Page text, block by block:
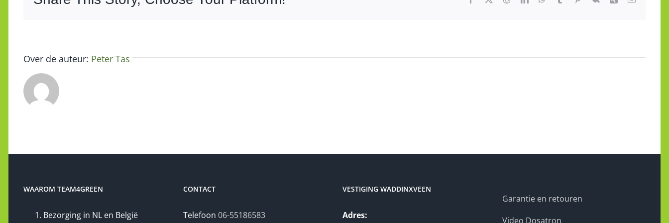
Over de auteur: Peter Tas
WAAROM TEAM4GREEN
Bezorging in NL en België
CONTACT
Telefoon 06-55186583
VESTIGING WADDINXVEEN
Adres:
Garantie en retouren
Video Dosatron